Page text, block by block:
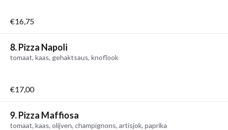
€16,75
8. Pizza Napoli
tomaat, kaas, gehaktsaus, knoflook
€17,00
9. Pizza Maffiosa
tomaat, kaas, olijven, champignons, artisjok, paprika